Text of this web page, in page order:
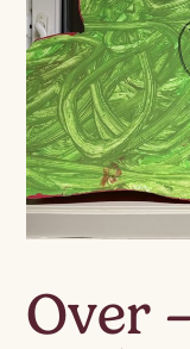
Over